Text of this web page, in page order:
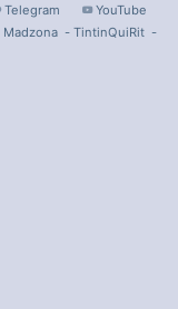
Telegram
YouTube
Madzona- TintinQuiRit-